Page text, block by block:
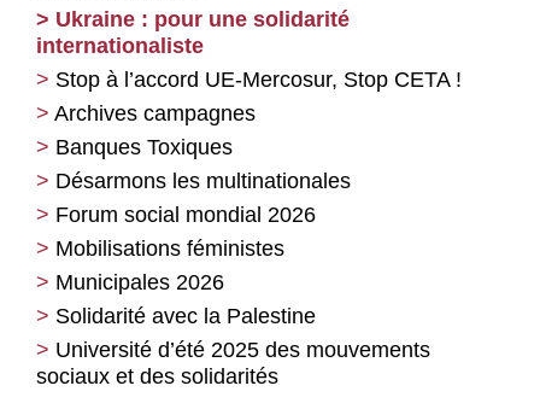
Ukraine : pour une solidarité
internationaliste
Stop à l’accord UE-Mercosur, Stop CETA !
Archives campagnes
Banques Toxiques
Désarmons les multinationales
Forum social mondial 2026
Mobilisations féministes
Municipales 2026
Solidarité avec la Palestine
Université d’été 2025 des mouvements
sociaux et des solidarités